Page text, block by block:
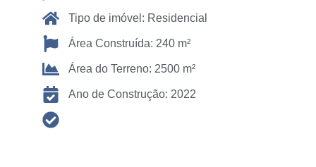
Tipo de imóvel: Residencial
Área Construída: 240 m²
Área do Terreno: 2500 m²
Ano de Construção: 2022